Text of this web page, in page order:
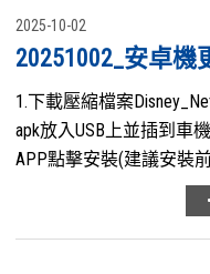
2025-10-02
20251002_安卓機
1.下載壓縮檔案
apk放入USB上並插到車
APP點擊安裝(建議安裝